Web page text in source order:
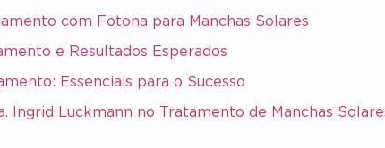
com Fotona para Manchas Solares
e Resultados Esperados
Essenciais para o Sucesso
Ingrid Luckmann no Tratamento de Manchas